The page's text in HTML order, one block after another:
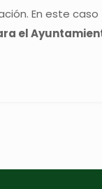
En este caso
el